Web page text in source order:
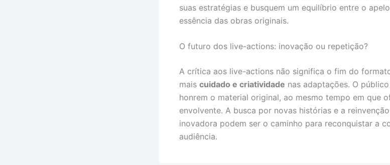
suas estratégias e busquem um equilíbrio entre o
essência das obras originais.
O futuro dos live-actions: inovação ou repetição?
A crítica aos live-actions não significa o fim do
mais cuidado e criatividade nas adaptações. O
honrem o material original, ao mesmo tempo em que
envolvente. A busca por novas histórias e a
inovadora podem ser o caminho para reconquistar a
audiência.